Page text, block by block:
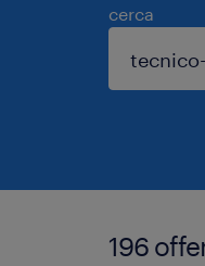
cerca
196